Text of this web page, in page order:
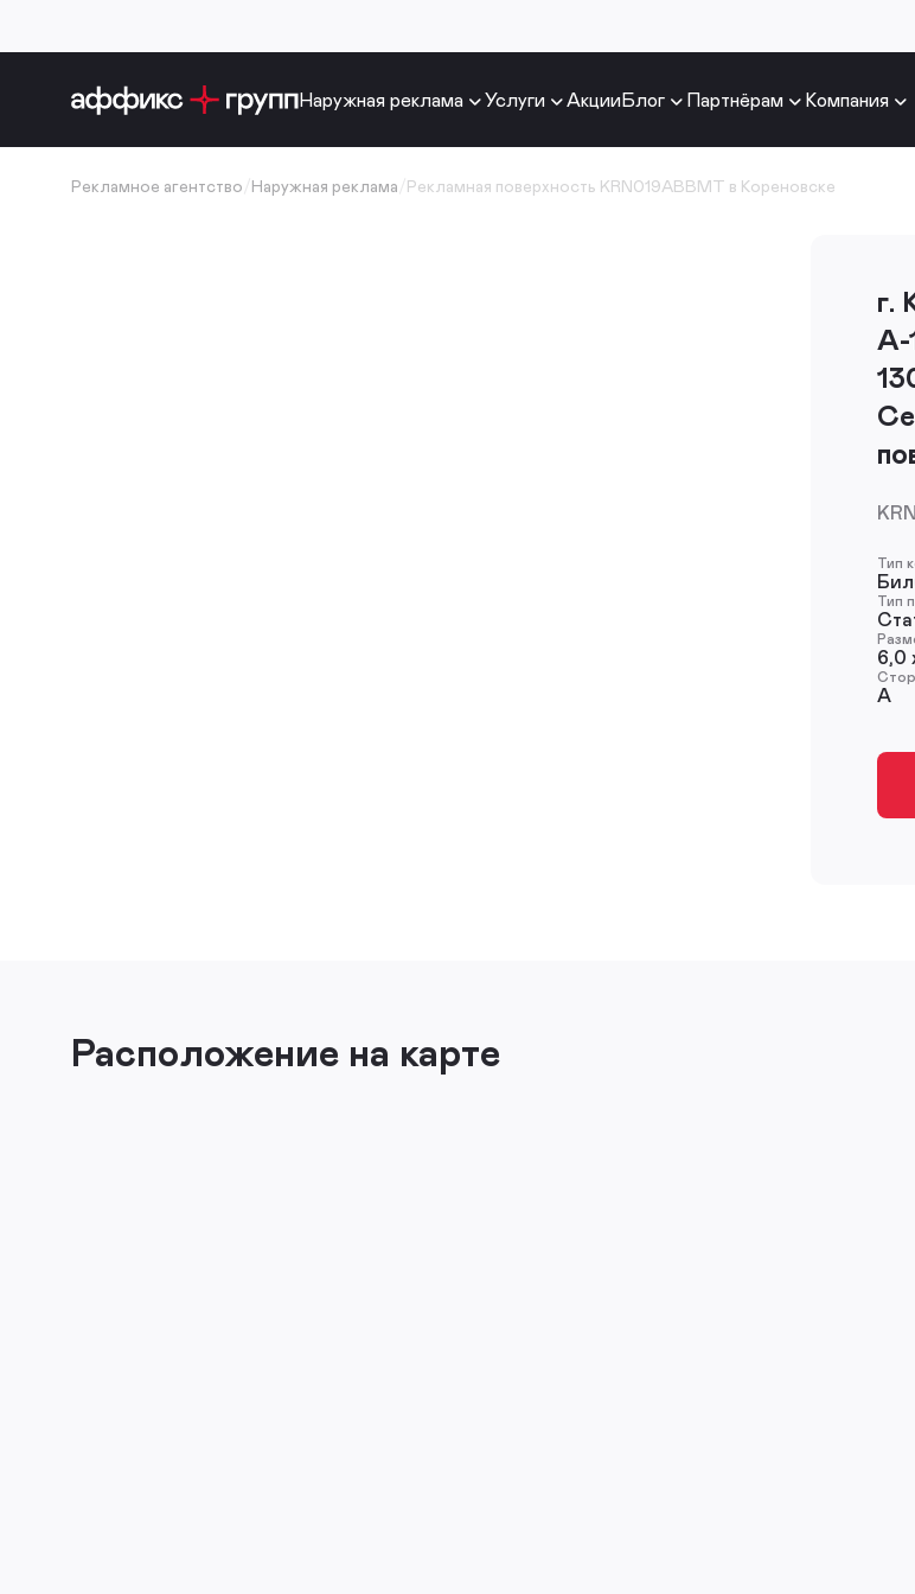
Наружная реклама Услуги АкцииБлог Партнёрам Компания
Рекламное агентство Наружная реклама Рекламная поверхность KRN019ABBMT в Кореновске
г.
А-
Тип
Тип
6,0
A
Расположение на карте